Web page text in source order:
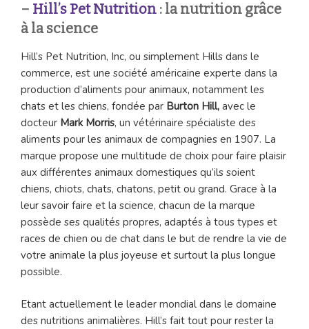
– Hill’s Pet Nutrition : la nutrition grâce
à la science
Hill’s Pet Nutrition, Inc, ou simplement Hills dans le
commerce, est une société américaine experte dans la
production d’aliments pour animaux, notamment les
chats et les chiens, fondée par Burton Hill, avec le
docteur Mark Morris, un vétérinaire spécialiste des
aliments pour les animaux de compagnies en 1907. La
marque propose une multitude de choix pour faire plaisir
aux différentes animaux domestiques qu’ils soient
chiens, chiots, chats, chatons, petit ou grand. Grace à la
leur savoir faire et la science, chacun de la marque
possède ses qualités propres, adaptés à tous types et
races de chien ou de chat dans le but de rendre la vie de
votre animale la plus joyeuse et surtout la plus longue
possible.
Etant actuellement le leader mondial dans le domaine
des nutritions animalières. Hill’s fait tout pour rester la